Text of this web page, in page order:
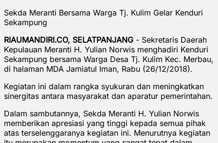
Sekda Meranti Bersama Warga Tj. Kulim Gelar Kenduri
Sekampung
RIAUMANDIRI.CO, SELATPANJANG - Sekretaris Daerah
Kepulauan Meranti H. Yulian Norwis menghadiri Kenduri
Sekampung bersama Warga Desa Tj. Kulim Kec. Merbau,
di halaman MDA Jamiatul Iman, Rabu (26/12/2018).
Kegiatan ini dalam rangka syukuran dan meningkatkan
sinergitas antara masyarakat dan aparatur pemerintahan.
Dalam sambutannya, Sekda Meranti H. Yulian Norwis
memberikan apresiasi yang tinggi kepada semua pihak
atas terselenggaranya kegiatan ini. Menurutnya kegiatan